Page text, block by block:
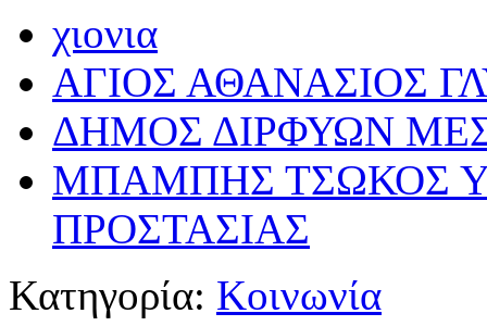
χιονια
ΑΓΙΟΣ ΑΘΑΝΑΣΙΟΣ
ΔΗΜΟΣ ΔΙΡΦΥΩΝ
ΜΠΑΜΠΗΣ ΤΣΩΚΟΣ
ΠΡΟΣΤΑΣΙΑΣ
Κατηγορία: Κοινωνία